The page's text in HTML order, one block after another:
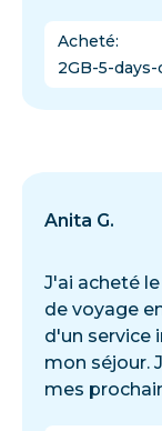
Acheté:
2GB-5-days-
Anita G.
J'ai acheté
de voyage
d'un service
mon séjour.
mes